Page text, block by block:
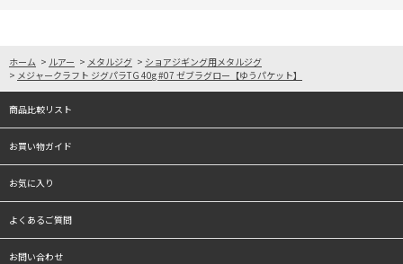
ホーム > ルアー > メタルジグ > ショアジギング用メタルジグ
> メジャークラフト ジグパラTG 40g #07 ゼブラグロー【ゆうパケット】
商品比較リスト
お買い物ガイド
お気に入り
よくあるご質問
お問い合わせ